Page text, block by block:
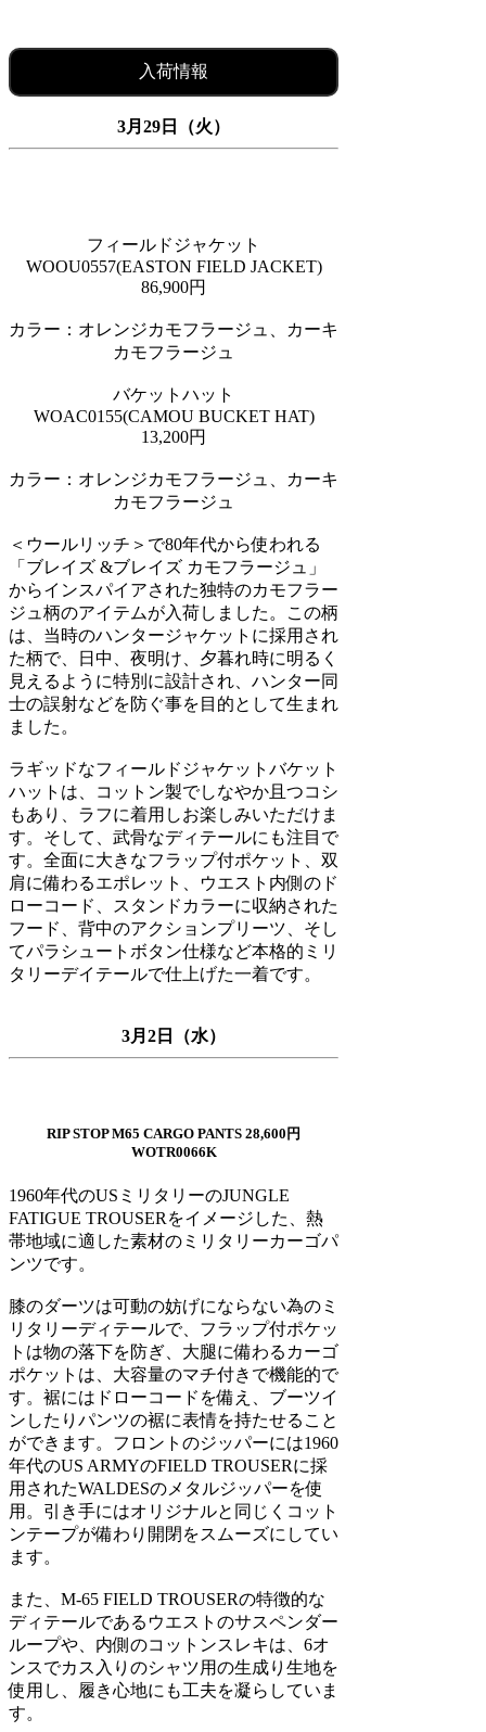
入荷情報
3月29日（火）
フィールドジャケット
WOOU0557(EASTON FIELD JACKET)
86,900円
カラー：オレンジカモフラージュ、カーキ
カモフラージュ
バケットハット
WOAC0155(CAMOU BUCKET HAT)
13,200円
カラー：オレンジカモフラージュ、カーキ
カモフラージュ
＜ウールリッチ＞で80年代から使われる
「ブレイズ &ブレイズ カモフラージュ」
からインスパイアされた独特のカモフラー
ジュ柄のアイテムが入荷しました。この柄
は、当時のハンタージャケットに採用され
た柄で、日中、夜明け、夕暮れ時に明るく
見えるように特別に設計され、ハンター同
士の誤射などを防ぐ事を目的として生まれ
ました。
ラギッドなフィールドジャケットバケット
ハットは、コットン製でしなやか且つコシ
もあり、ラフに着用しお楽しみいただけま
す。そして、武骨なディテールにも注目で
す。全面に大きなフラップ付ポケット、双
肩に備わるエポレット、ウエスト内側のド
ローコード、スタンドカラーに収納された
フード、背中のアクションプリーツ、そし
てパラシュートボタン仕様など本格的ミリ
タリーデイテールで仕上げた一着です。
3月2日（水）
RIP STOP M65 CARGO PANTS 28,600円
WOTR0066K
1960年代のUSミリタリーのJUNGLE
FATIGUE TROUSERをイメージした、熱
帯地域に適した素材のミリタリーカーゴパ
ンツです。
膝のダーツは可動の妨げにならない為のミ
リタリーディテールで、フラップ付ポケッ
トは物の落下を防ぎ、大腿に備わるカーゴ
ポケットは、大容量のマチ付きで機能的で
す。裾にはドローコードを備え、ブーツイ
ンしたりパンツの裾に表情を持たせること
ができます。フロントのジッパーには1960
年代のUS ARMYのFIELD TROUSERに採
用されたWALDESのメタルジッパーを使
用。引き手にはオリジナルと同じくコット
ンテープが備わり開閉をスムーズにしてい
ます。
また、M-65 FIELD TROUSERの特徴的な
ディテールであるウエストのサスペンダー
ループや、内側のコットンスレキは、6オ
ンスでカス入りのシャツ用の生成り生地を
使用し、履き心地にも工夫を凝らしていま
す。